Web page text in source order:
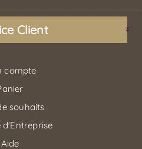
Client
compte
souhaits
d'Entreprise
Aide